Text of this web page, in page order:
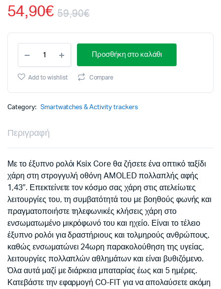
59,90€
Original
price
was:
59,90€.
54,90€
Η
τρέχουσα
τιμή
είναι:
SMARTWATCH
CORE
AMOLED
quantity
Προσθήκη στο καλάθι
Add to wishlist Compare
Category: Smartwatches & Activity trackers
Περιγραφή
Με το έξυπνο ρολόι Ksix Core θα ζήσετε ένα οπτικό ταξίδι
χάρη στη στρογγυλή οθόνη AMOLED πολλαπλής αφής
1,43″. Επεκτείνετε τον κόσμο σας χάρη στις ατελείωτες
λειτουργίες του, τη συμβατότητά του με βοηθούς φωνής και
πραγματοποιήστε τηλεφωνικές κλήσεις χάρη στο
ενσωματωμένο μικρόφωνό του και ηχείο. Είναι το τέλειο
έξυπνο ρολόι για δραστήριους και τολμηρούς ανθρώπους,
καθώς ενσωματώνει 24ωρη παρακολούθηση της υγείας,
λειτουργίες πολλαπλών αθλημάτων και είναι βυθιζόμενο.
Όλα αυτά μαζί με διάρκεια μπαταρίας έως και 5 ημέρες.
Κατεβάστε την εφαρμογή CO-FIT για να απολαύσετε ακόμη